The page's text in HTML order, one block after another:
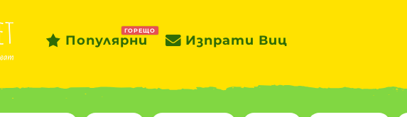
Популярни
ГОРЕЩО
Изпрати Виц